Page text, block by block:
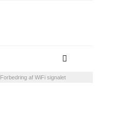
Forbedring af WiFi signalet